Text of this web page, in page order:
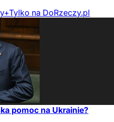
Tylko na DoRzeczy.pl
pomoc na Ukrainie?